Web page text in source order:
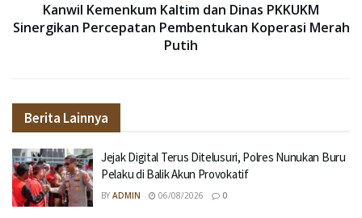
Kanwil Kemenkum Kaltim dan Dinas PKKUKM
Sinergikan Percepatan Pembentukan Koperasi Merah
Putih
Berita Lainnya
Jejak Digital Terus Ditelusuri, Polres Nunukan Buru
Pelaku di Balik Akun Provokatif
BY ADMIN 06/08/2026 0